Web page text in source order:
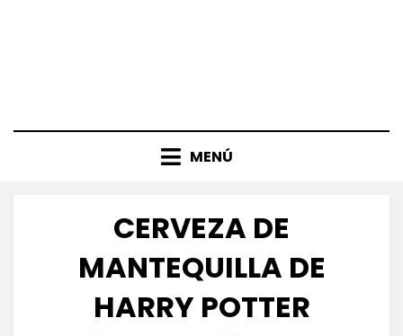
MENÚ
CERVEZA DE
MANTEQUILLA DE
HARRY POTTER